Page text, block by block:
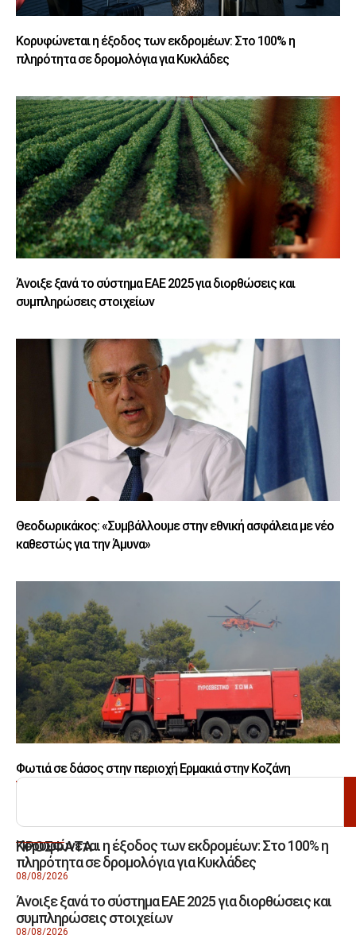
Κορυφώνεται η έξοδος των εκδρομέων: Στο 100% η
πληρότητα σε δρομολόγια για Κυκλάδες
Άνοιξε ξανά το σύστημα ΕΑΕ 2025 για διορθώσεις και
συμπληρώσεις στοιχείων
Θεοδωρικάκος: «Συμβάλλουμε στην εθνική ασφάλεια με νέο
καθεστώς για την Άμυνα»
Φωτιά σε δάσος στην περιοχή Ερμακιά στην Κοζάνη
ΑΝΑΖΗΤΗΣΗ
ΠΡΟΣΦΑΤΑ
Κορυφώνεται η έξοδος των εκδρομέων: Στο 100% η
πληρότητα σε δρομολόγια για Κυκλάδες
08/08/2026
Άνοιξε ξανά το σύστημα ΕΑΕ 2025 για διορθώσεις και
συμπληρώσεις στοιχείων
08/08/2026